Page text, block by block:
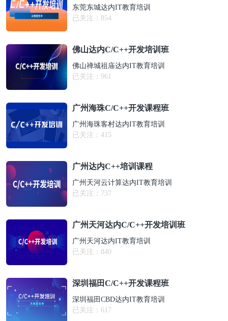
东莞东城达内IT教育培训
已关注： 854
佛山达内C/C++开发培训班
佛山禅城祖庙达内IT教育培训
已关注： 961
广州海珠C/C++开发课程班
广州海珠客村达内IT教育培训
已关注： 415
广州达内C++培训课程
广州天河云计算达内IT教育培训
已关注： 737
广州天河达内C/C++开发培训班
广州天河达内IT教育培训
已关注： 840
深圳福田C/C++开发课程班
深圳福田CBD达内IT教育培训
已关注： 617